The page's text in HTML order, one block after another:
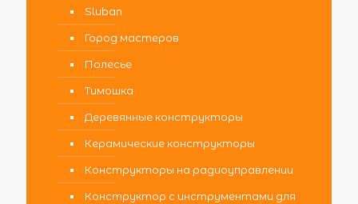
Sluban
Город мастеров
Полесье
Тимошка
Деревянные конструкторы
Керамические конструкторы
Конструкторы на радиоуправлении
Конструктор с инструментами для